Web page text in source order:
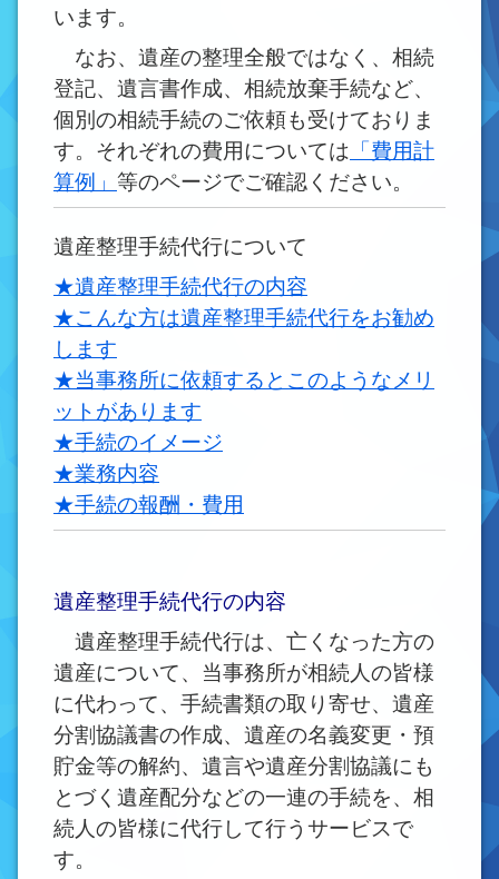
います。
なお、遺産の整理全般ではなく、相続
登記、遺言書作成、相続放棄手続など、
個別の相続手続のご依頼も受けておりま
す。それぞれの費用については 「費用計
算例」 等のページでご確認ください。
遺産整理手続代行について
★遺産整理手続代行の内容
★こんな方は遺産整理手続代行をお勧め
します
★当事務所に依頼するとこのようなメリ
ットがあります
★手続のイメージ
★業務内容
★手続の報酬・費用
遺産整理手続代行の内容
遺産整理手続代行は、亡くなった方の
遺産について、当事務所が相続人の皆様
に代わって、手続書類の取り寄せ、遺産
分割協議書の作成、遺産の名義変更・預
貯金等の解約、遺言や遺産分割協議にも
とづく遺産配分などの一連の手続を、相
続人の皆様に代行して行うサービスで
す。